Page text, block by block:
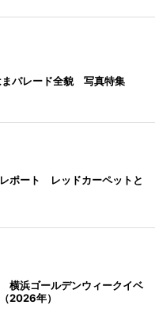
まパレード全貌 写真特集
ポート レッドカーペットと
横浜ゴールデンウィークイベ
2026年）